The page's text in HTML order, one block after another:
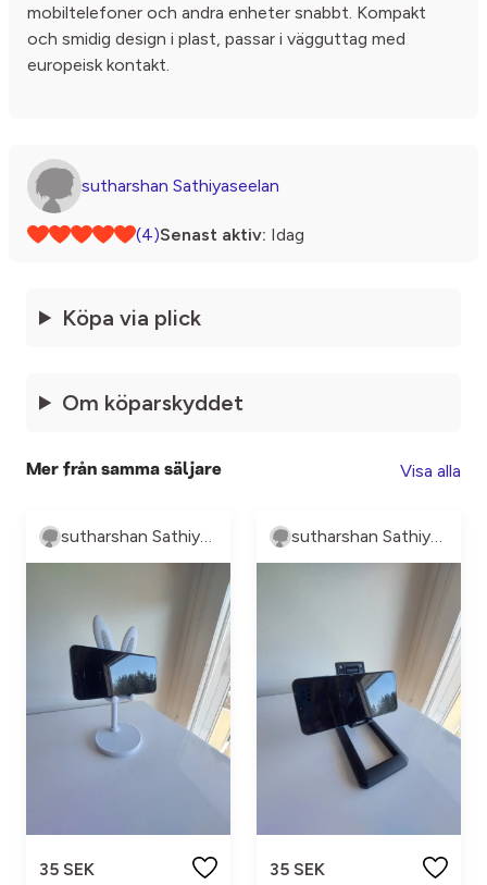
mobiltelefoner och andra enheter snabbt. Kompakt
och smidig design i plast, passar i vägguttag med
europeisk kontakt.
sutharshan Sathiyaseelan
(4)Senast aktiv: Idag
Köpa via plick
Om köparskyddet
Mer från samma säljare Visa alla
35 SEK 35 SEK